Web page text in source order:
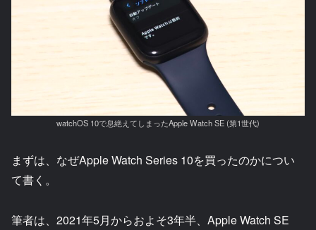
watchOS 10で息絶えてしまったApple Watch SE (第1世代)
まずは、なぜApple Watch Series 10を買ったのかについ
て書く。
筆者は、2021年5月からおよそ3年半、Apple Watch SE